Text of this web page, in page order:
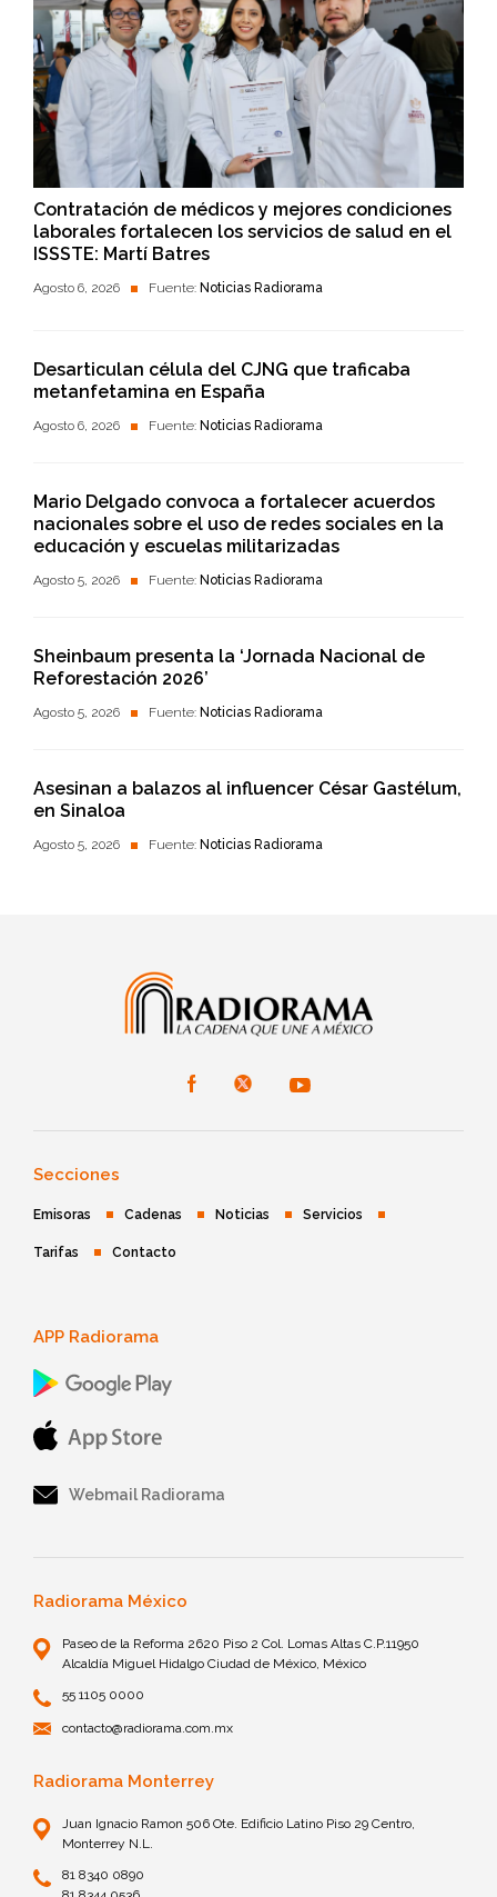
Contratación de médicos y mejores condiciones
laborales fortalecen los servicios de salud en el
ISSSTE: Martí Batres
Agosto 6, 2026 Fuente: Noticias Radiorama
Desarticulan célula del CJNG que traficaba
metanfetamina en España
Agosto 6, 2026 Fuente: Noticias Radiorama
Mario Delgado convoca a fortalecer acuerdos
nacionales sobre el uso de redes sociales en la
educación y escuelas militarizadas
Agosto 5, 2026 Fuente: Noticias Radiorama
Sheinbaum presenta la ‘Jornada Nacional de
Reforestación 2026’
Agosto 5, 2026 Fuente: Noticias Radiorama
Asesinan a balazos al influencer César Gastélum,
en Sinaloa
Agosto 5, 2026 Fuente: Noticias Radiorama
Secciones
Emisoras Cadenas Noticias Servicios
Tarifas Contacto
APP Radiorama
Webmail Radiorama
Radiorama México
Paseo de la Reforma 2620 Piso 2 Col. Lomas Altas C.P.11950
Alcaldía Miguel Hidalgo Ciudad de México, México
55 1105 0000
contacto@radiorama.com.mx
Radiorama Monterrey
Juan Ignacio Ramon 506 Ote. Edificio Latino Piso 29 Centro,
Monterrey N.L.
81 8340 0890